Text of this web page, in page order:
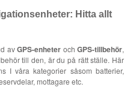
Hitta allt
avGPS-enheter och GPS-tillbehör,
till den, är du på rätt ställe. Här
I våra kategorier såsom batterier,
mottagare etc.